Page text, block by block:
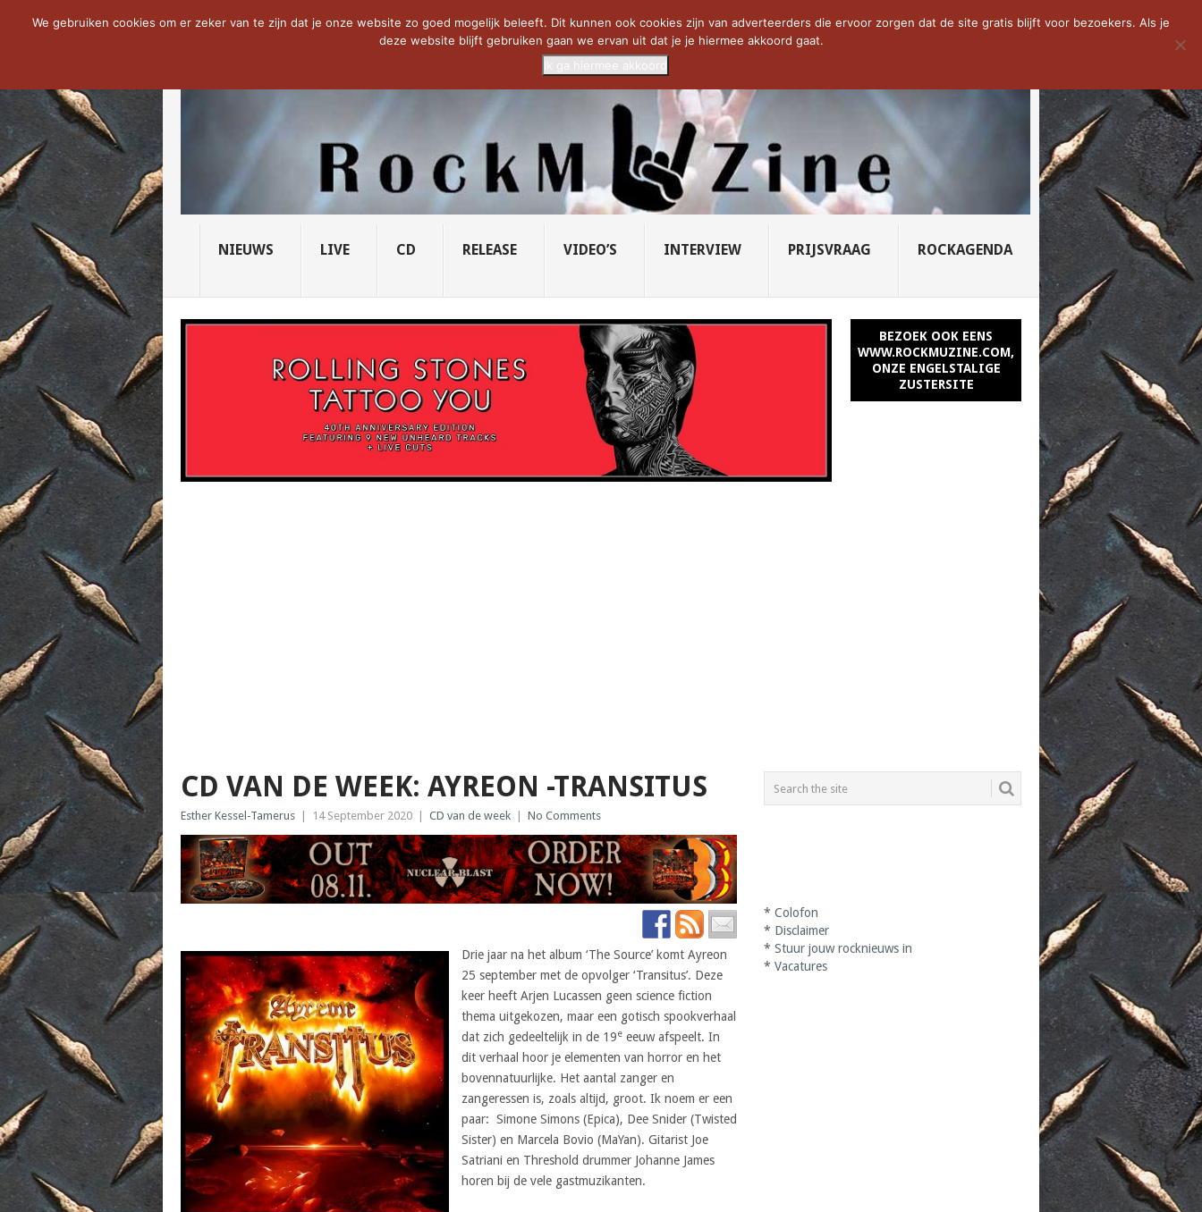
NOW TRENDING: THE VICIOUS HEAD SOCIETY... PRIDE OF LIONS – U... SAVATAGE KOMT TERUG IN 0... CD VAN DE WEEK: SLEEPING...
NIEUWS LIVE CD RELEASE VIDEO’S INTERVIEW PRIJSVRAAG ROCKAGENDA
BEZOEK OOK EENS
WWW.ROCKMUZINE.COM,
ONZE ENGELSTALIGE
ZUSTERSITE
CD VAN DE WEEK: AYREON -TRANSITUS
Esther Kessel-Tamerus 14 September 2020 CD van de week No Comments
Drie jaar na het album ‘The Source’ komt Ayreon
25 september met de opvolger ‘Transitus’. Deze
keer heeft Arjen Lucassen geen science fiction
thema uitgekozen, maar een gotisch spookverhaal
dat zich gedeeltelijk in de 19e eeuw afspeelt. In
dit verhaal hoor je elementen van horror en het
bovennatuurlijke. Het aantal zanger en
zangeressen is, zoals altijd, groot. Ik noem er een
paar: Simone Simons (Epica), Dee Snider (Twisted
Sister) en Marcela Bovio (MaYan). Gitarist Joe
Satriani en Threshold drummer Johanne James
horen bij de vele gastmuzikanten.
*Colofon
* Disclaimer
*Stuur jouw rocknieuws in
*Vacatures
We gebruiken cookies om er zeker van te zijn dat je onze website zo goed mogelijk beleeft. Dit kunnen ook cookies zijn van adverteerders die ervoor zorgen dat de site gratis blijft voor bezoekers. Als je
deze website blijft gebruiken gaan we ervan uit dat je je hiermee akkoord gaat.
Ik ga hiermee akkoord